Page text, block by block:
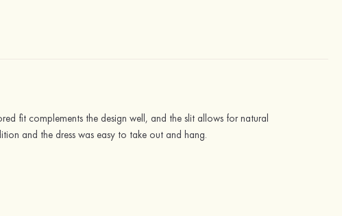
fit complements the design well, and the slit allows for natural
and the dress was easy to take out and hang.